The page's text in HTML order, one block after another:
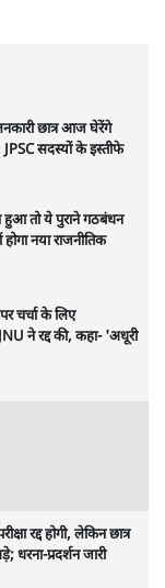
बाला साहेब के